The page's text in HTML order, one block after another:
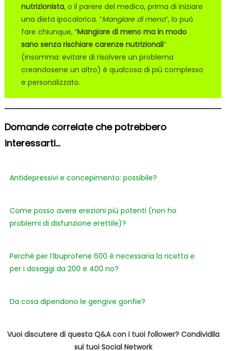
nutrizionista, o il parere del medico, prima di iniziare
una dieta ipocalorica. “Mangiare di meno”, lo può
fare chiunque, “Mangiare di meno ma in modo
sano senza rischiare carenze nutrizionali”
(insomma: evitare di risolvere un problema
creandosene un altro) è qualcosa di più complesso
e personalizzato.
Domande correlate che potrebbero
interessarti...
Antidepressivi e concepimento: possibile?
Come posso avere erezioni più potenti (non ho
problemi di disfunzione erettile)?
Perché per l’Ibuprofene 600 è necessaria la ricetta e
per i dosaggi da 200 e 400 no?
Da cosa dipendono le gengive gonfie?
Vuoi discutere di questa Q&A con i tuoi follower? Condividila
sui tuoi Social Network